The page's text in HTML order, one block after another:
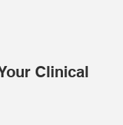
Clinical